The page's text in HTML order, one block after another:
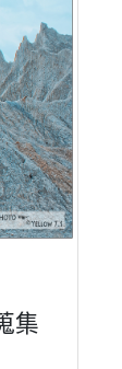
集